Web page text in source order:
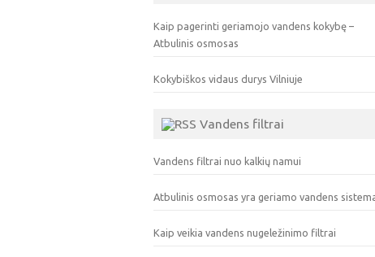
Kaip pagerinti geriamojo vandens kokybę –
Atbulinis osmosas
Kokybiškos vidaus durys Vilniuje
Vandens filtrai
Vandens filtrai nuo kalkių namui
Atbulinis osmosas yra geriamo vandens
Kaip veikia vandens nugeležinimo filtrai